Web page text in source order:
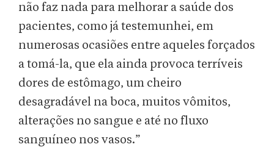
não faz nada para melhorar a saúde dos
pacientes, como já testemunhei, em
numerosas ocasiões entre aqueles forçados
a tomá-la, que ela ainda provoca terríveis
dores de estômago, um cheiro
desagradável na boca, muitos vômitos,
alterações no sangue e até no fluxo
sanguíneo nos vasos.”